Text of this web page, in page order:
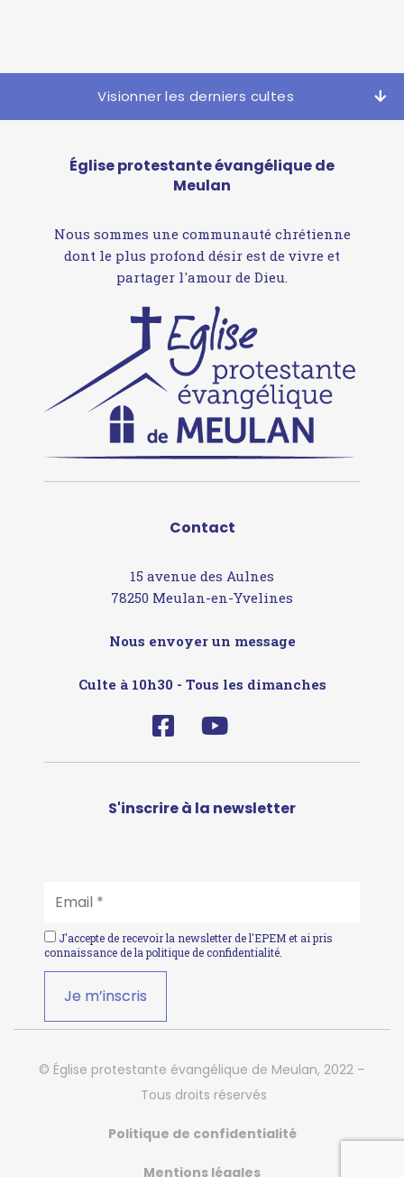
Visionner les derniers cultes
Église protestante évangélique de
Meulan
Nous sommes une communauté chrétienne
dont le plus profond désir est de vivre et
partager l'amour de Dieu.
Contact
15 avenue des Aulnes
78250 Meulan-en-Yvelines
Nous envoyer un message
Culte à 10h30 - Tous les dimanches
S'inscrire à la newsletter
J'accepte de recevoir la newsletter de l'EPEM et ai pris
connaissance de la politique de confidentialité
© Église protestante évangélique de Meulan, 2022 –
Tous droits réservés
Politique de confidentialité
Mentions légales